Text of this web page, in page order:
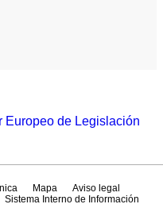
Europeo de Legislación
Mapa
Aviso legal
Sistema Interno de Información